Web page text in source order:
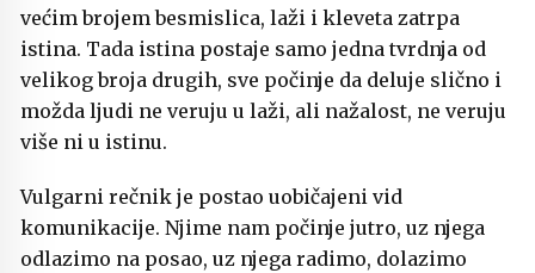
većim brojem besmislica, laži i kleveta zatrpa
istina. Tada istina postaje samo jedna tvrdnja od
velikog broja drugih, sve počinje da deluje slično i
možda ljudi ne veruju u laži, ali nažalost, ne veruju
više ni u istinu.
Vulgarni rečnik je postao uobičajeni vid
komunikacije. Njime nam počinje jutro, uz njega
odlazimo na posao, uz njega radimo, dolazimo